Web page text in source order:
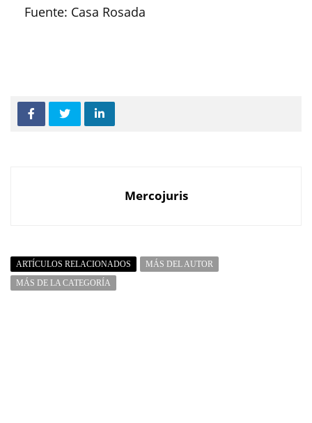
Fuente: Casa Rosada
Mercojuris
ARTÍCULOS RELACIONADOS
MÁS DEL AUTOR
MÁS DE LA CATEGORÍA